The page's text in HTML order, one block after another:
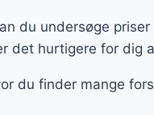
du undersøge
det hurtigere for dig
du finder mange